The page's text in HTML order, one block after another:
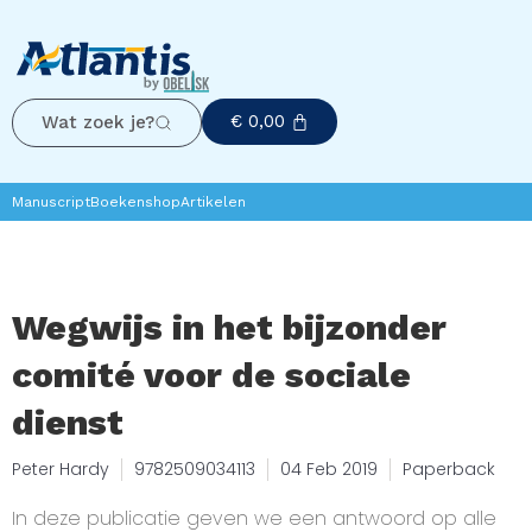
Wat zoek je? € 0,00
ManuscriptBoekenshopArtikelen
Wegwijs in het bijzonder
comité voor de sociale
dienst
Peter Hardy 9782509034113 04 Feb 2019 Paperback
In deze publicatie geven we een antwoord op alle